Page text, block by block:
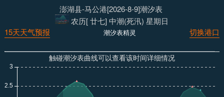
澎湖县-马公港[2026-8-9]潮汐表
农历[ 廿七] 中潮(死汛) 星期日
切换港口
潮汐表精灵
15天天气预报
触碰潮汐表曲线可以查看该时间详细情况